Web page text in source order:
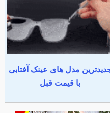
مدل های عینک آفتابی
با قیمت قبل